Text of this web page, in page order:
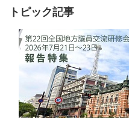
トピック記事